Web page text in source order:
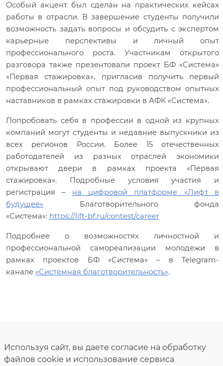
Особый акцент был сделан на практических кейсах
работы в отрасли. В завершение студенты получили
возможность задать вопросы и обсудить с экспертом
карьерные перспективы и личный опыт
профессионального роста. Участникам открытого
разговора также презентовали проект БФ «Система»
«Первая стажировка», пригласив получить первый
профессиональный опыт под руководством опытных
наставников в рамках стажировки в АФК «Система».
Попробовать себя в профессии в одной из крупных
компаний могут студенты и недавние выпускники из
всех регионов России. Более 15 отечественных
работодателей из разных отраслей экономики
открывают двери в рамках проекта «Первая
стажировка». Подробные условия участия и
регистрация – на цифровой платформе «Лифт в
будущее» Благотворительного фонда
«Система»: https://lift-bf.ru/contest/career
Подробнее о возможностях личностной и
профессиональной самореализации молодежи в
рамках проектов БФ «Система» – в Telegram-
канале «Системная благотворительность».
Используя сайт, вы даете согласие на обработку
файлов cookie и использование сервиса